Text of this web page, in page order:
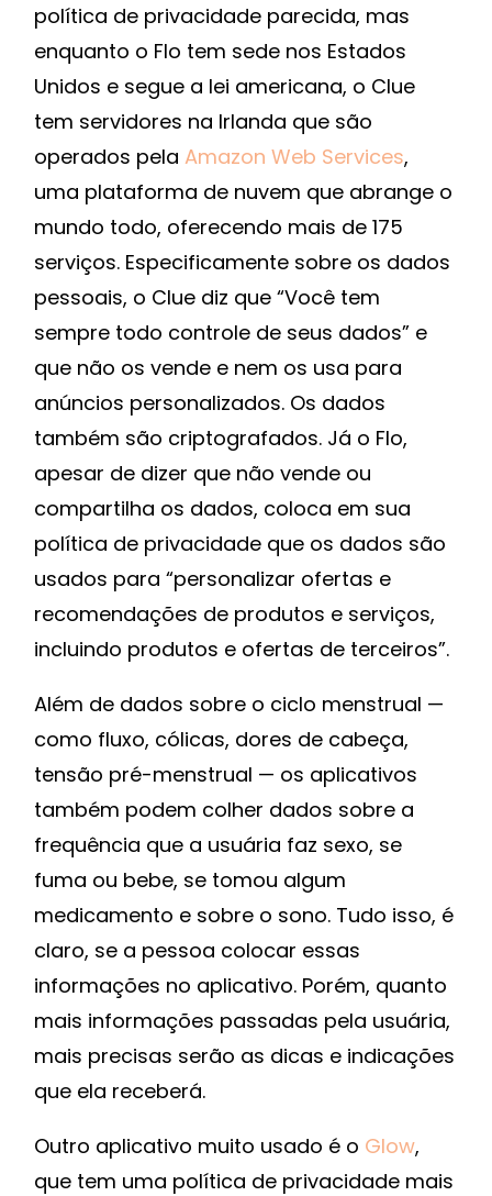
política de privacidade parecida, mas
enquanto o Flo tem sede nos Estados
Unidos e segue a lei americana, o Clue
tem servidores na Irlanda que são
operados pela Amazon Web Services,
uma plataforma de nuvem que abrange o
mundo todo, oferecendo mais de 175
serviços. Especificamente sobre os dados
pessoais, o Clue diz que “Você tem
sempre todo controle de seus dados” e
que não os vende e nem os usa para
anúncios personalizados. Os dados
também são criptografados. Já o Flo,
apesar de dizer que não vende ou
compartilha os dados, coloca em sua
política de privacidade que os dados são
usados para “personalizar ofertas e
recomendações de produtos e serviços,
incluindo produtos e ofertas de terceiros”.
Além de dados sobre o ciclo menstrual —
como fluxo, cólicas, dores de cabeça,
tensão pré-menstrual — os aplicativos
também podem colher dados sobre a
frequência que a usuária faz sexo, se
fuma ou bebe, se tomou algum
medicamento e sobre o sono. Tudo isso, é
claro, se a pessoa colocar essas
informações no aplicativo. Porém, quanto
mais informações passadas pela usuária,
mais precisas serão as dicas e indicações
que ela receberá.
Outro aplicativo muito usado é o Glow,
que tem uma política de privacidade mais